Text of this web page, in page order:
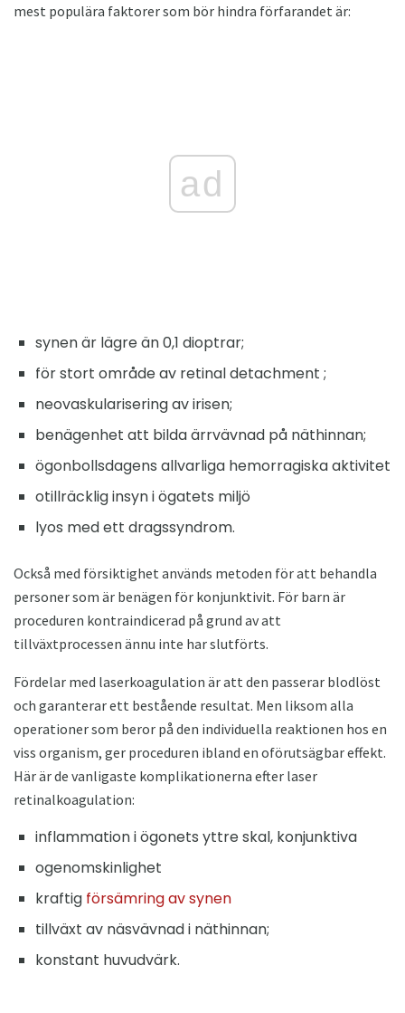
mest populära faktorer som bör hindra förfarandet är:
ad
synen är lägre än 0,1 dioptrar;
för stort område av retinal detachment ;
neovaskularisering av irisen;
benägenhet att bilda ärrvävnad på näthinnan;
ögonbollsdagens allvarliga hemorragiska aktivitet
otillräcklig insyn i ögatets miljö
lyos med ett dragssyndrom.
Också med försiktighet används metoden för att behandla
personer som är benägen för konjunktivit. För barn är
proceduren kontraindicerad på grund av att
tillväxtprocessen ännu inte har slutförts.
Fördelar med laserkoagulation är att den passerar blodlöst
och garanterar ett bestående resultat. Men liksom alla
operationer som beror på den individuella reaktionen hos en
viss organism, ger proceduren ibland en oförutsägbar effekt.
Här är de vanligaste komplikationerna efter laser
retinalkoagulation:
inflammation i ögonets yttre skal, konjunktiva
ogenomskinlighet
kraftig försämring av synen
tillväxt av näsvävnad i näthinnan;
konstant huvudvärk.